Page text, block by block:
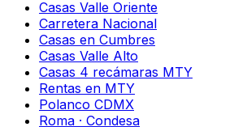
Casas Valle Oriente
Carretera Nacional
Casas en Cumbres
Casas Valle Alto
Casas 4 recámaras MTY
Rentas en MTY
Polanco CDMX
Roma · Condesa